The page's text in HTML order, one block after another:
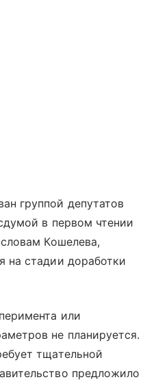
группой депутатов
в первом чтении
Кошелева,
на стадии доработки
или
не планируется.
тщательной
предложило